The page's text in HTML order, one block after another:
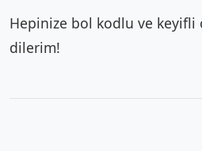
Hepinize bol kodlu ve keyifli
dilerim!